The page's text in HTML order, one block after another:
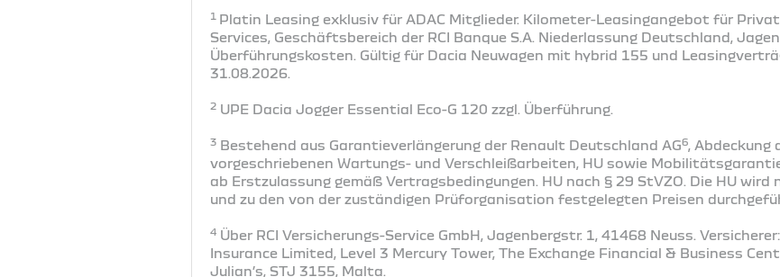
1 Platin Leasing exklusiv für ADAC Mitglieder. Kilometer-Leasingangebot für
Services, Geschäftsbereich der RCI Banque S.A. Niederlassung Deutschland,
Überführungskosten. Gültig für Dacia Neuwagen mit hybrid 155 und
31.08.2026.
2 UPE Dacia Jogger Essential Eco-G 120 zzgl. Überführung​.
3 Bestehend aus Garantieverlängerung der Renault Deutschland AG6
,
vorgeschriebenen Wartungs- und Verschleißarbeiten, HU sowie
ab Erstzulassung gemäß Vertragsbedingungen. HU nach § 29 StVZO. Die HU wird
und zu den von der zuständigen Prüforganisation festgelegten Preisen
4 Über RCI Versicherungs-Service GmbH, Jagenbergstr. 1, 41468 Neuss.
Insurance Limited, Level 3 Mercury Tower, The Exchange Financial & Business
Julian’s, STJ 3155, Malta.